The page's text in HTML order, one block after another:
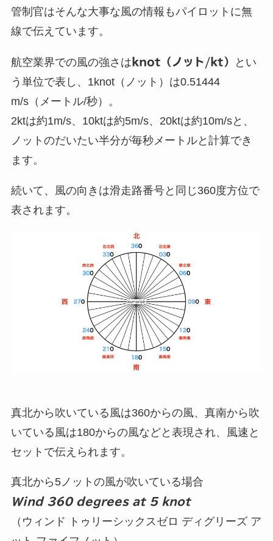
管制官はそんな大事な風の情報もパイロットに無
線で伝えています。
航空業界での風の強さは knot（ノット/kt）
とい
う単位で表し、 1knot（ノット）は0.51444
m/s（メートル/秒）
。
2ktは約1m/s、10ktは約5m/s、20ktは約10m/sと、
ノットのだいたい半分が毎秒メートルと計算でき
ます。
続いて、風の向きは滑走路番号と同じ360度方位で
表されます。
真北から吹いている風は360からの風、真南から吹
いている風は180からの風などと表現され、風速と
セットで伝えられます。
真北から5ノットの風が吹いている場合
Wind 360 degrees at 5 knot
（ウィンド トゥリーシックスゼロ ディグリーズ ア